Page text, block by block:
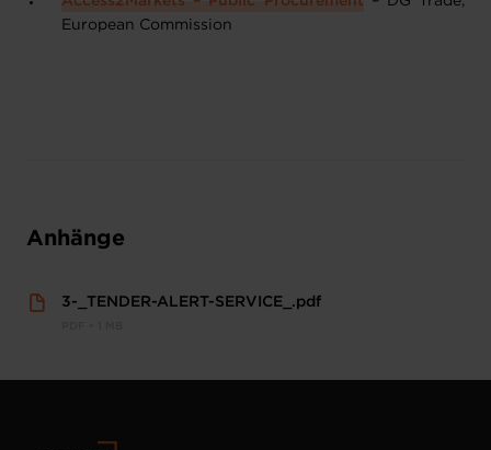
European Commission
Anhänge
3-_TENDER-ALERT-SERVICE_.pdf